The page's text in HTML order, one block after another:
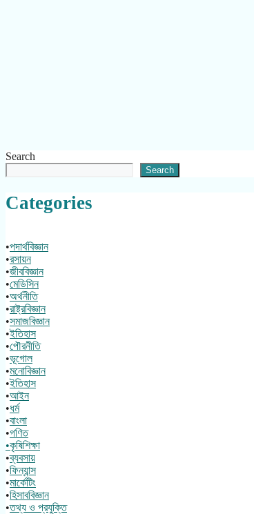
Search
Search
Categories
•পদার্থবিজ্ঞান
•রসায়ন
•জীববিজ্ঞান
•মেডিসিন
•অর্থনীতি
•রাষ্ট্রবিজ্ঞান
•সমাজবিজ্ঞান
•ইতিহাস
•পৌরনীতি
•ভূগোল
•মনোবিজ্ঞান
•ইতিহাস
•আইন
•ধর্ম
•বাংলা
•গণিত
•কৃষিশিক্ষা
•ব্যবসায়
•ফিন্যান্স
•মার্কেটিং
•হিসাববিজ্ঞান
•তথ্য ও প্রযুক্তি